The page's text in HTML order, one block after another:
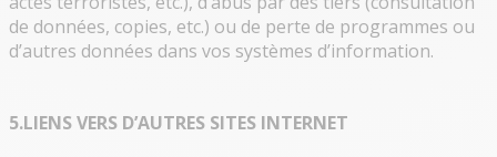
de données, copies, etc.) ou de perte de programmes ou
d’autres données dans vos systèmes d’information.
5.LIENS VERS D’AUTRES SITES INTERNET